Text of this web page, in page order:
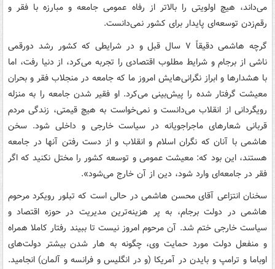
می‌داند، هیچ اولویتی را بالاتر از رفاه عمومی جامعه و مبارزه با فقر و
رقم‌زدن توسعه‌ای پایدار برای کشور نمی‌دانست.
گرچه ‌هاشمی دقیقاً ۷ سال قبل و در شرایطی که کشور رشد دورقمی
ناشی از برجام و شرایط مطلوب اقتصادی را تجربه می‌کرد، از دنیا رفت، اما
با هشدارها و ابراز نگرانی‌هایش امروز ما که جامعه در منجلاب فقر و بحران
معیشت گرفتار شده را پیش‌بینی می‌کرد. او فقیر شدن جامعه را به منزله
رویگردانی از انقلاب می‌دانست و نمی‌خواست به هیچ قیمتی، زندگی مردم
قربانی شعارهای ماجراجویانه در سیاست خارجی و داخلی شود. سخن
‌هاشمی با آنان که نگران اسلام و انقلاب و از دست رفتن آنها در جامعه
هستند، این بود که: معیشت عمومی و توسعه کشور را مختل نکنید که اگر
فقر در جامعه‌ای وارد شود، دین از آن خارج می‌شود».
سخنان انتزاعی آقای محسن ‌هاشمی در حالی است که تبلور رویکرد مرحوم
‌هاشمی در دولت برجام، به پر هزینه‌ترین مدیریت در حوزه اقتصاد و
سیاست خارجی ختم شد. آن مرحوم امروز نیست تا ببیند رفتار کاملا همراه
و منفعل دولت مورد حمایت وی، چگونه به ‌هار شدن بیشتر دولت‌های
اوباما و ترامپ و بایدن در آمریکا (و در انگلیس و فرانسه و آلمان) انجامید.